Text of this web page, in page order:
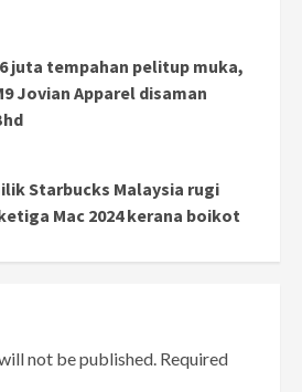
juta tempahan pelitup muka,
Jovian Apparel disaman
Starbucks Malaysia rugi
Mac 2024 kerana boikot
not be published. Required